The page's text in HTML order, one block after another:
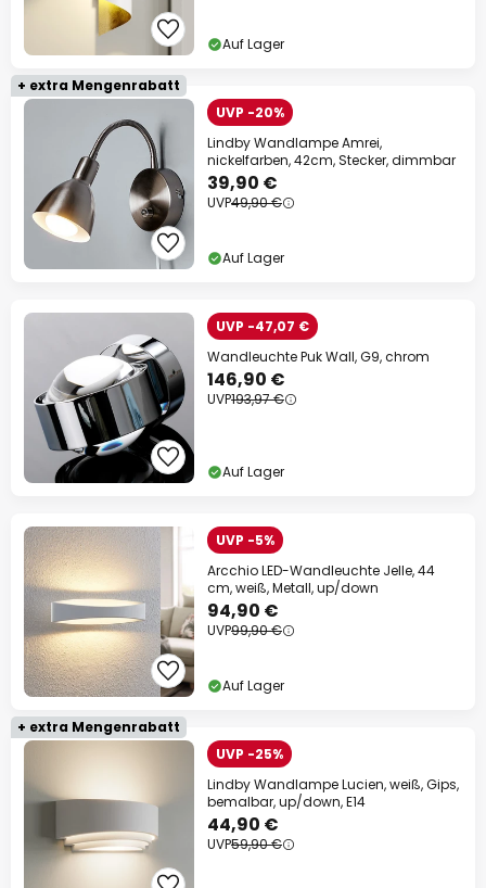
Auf Lager
+ extra Mengenrabatt
UVP -20%
Lindby Wandlampe Amrei,
nickelfarben, 42cm, Stecker, dimmbar
39,90 €
UVP49,90 €
Auf Lager
UVP -47,07 €
Wandleuchte Puk Wall, G9, chrom
146,90 €
UVP193,97 €
Auf Lager
UVP -5%
Arcchio LED-Wandleuchte Jelle, 44
cm, weiß, Metall, up/down
94,90 €
UVP99,90 €
Auf Lager
+ extra Mengenrabatt
UVP -25%
Lindby Wandlampe Lucien, weiß, Gips,
bemalbar, up/down, E14
44,90 €
UVP59,90 €